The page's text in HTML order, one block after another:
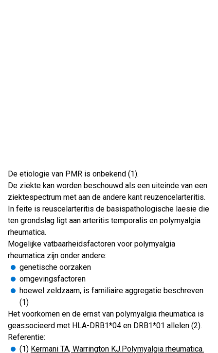
De etiologie van PMR is onbekend (1).
De ziekte kan worden beschouwd als een uiteinde van een
ziektespectrum met aan de andere kant reuzencelarteritis.
In feite is reuscelarteritis de basispathologische laesie die
ten grondslag ligt aan arteritis temporalis en polymyalgia
rheumatica.
Mogelijke vatbaarheidsfactoren voor polymyalgia
rheumatica zijn onder andere:
genetische oorzaken
omgevingsfactoren
hoewel zeldzaam, is familiaire aggregatie beschreven
(1)
Het voorkomen en de ernst van polymyalgia rheumatica is
geassocieerd met HLA-DRB1*04 en DRB1*01 allelen (2).
Referentie:
(1) Kermani TA, Warrington KJ.Polymyalgia rheumatica.